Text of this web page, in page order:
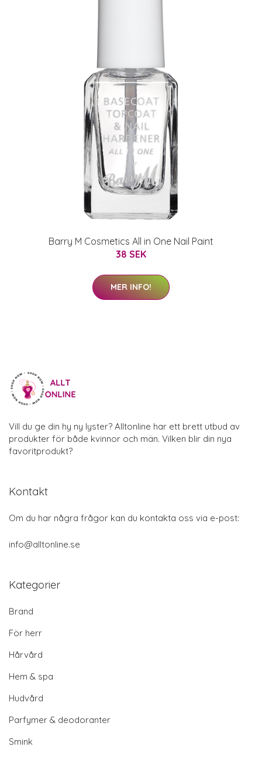
Barry M Cosmetics All in One Nail Paint
38 SEK
MER INFO!
Vill du ge din hy ny lyster? Alltonline har ett brett utbud av
produkter för både kvinnor och män. Vilken blir din nya
favoritprodukt?
Kontakt
Om du har några frågor kan du kontakta oss via e-post:
info@alltonline.se
Kategorier
Brand
För herr
Hårvård
Hem & spa
Hudvård
Parfymer & deodoranter
Smink